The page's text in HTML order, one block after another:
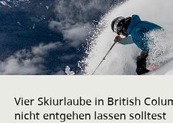
Vier Skiurlaube in British
nicht entgehen lassen solltest